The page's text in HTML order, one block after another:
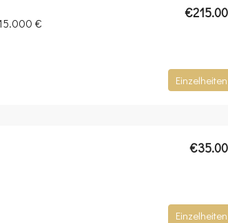
€
Einzelheiten
Einzelheiten